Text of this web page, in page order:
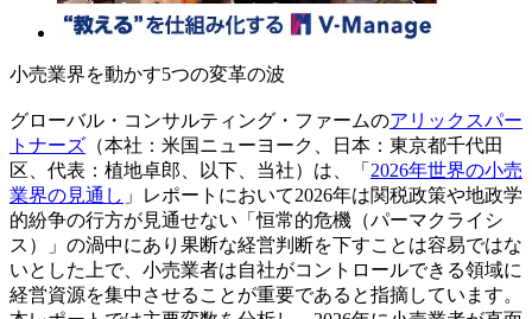
小売業界を動かす5つの変革の波
グローバル・コンサルティング・ファームのアリックスパー
トナーズ （本社：米国ニューヨーク、日本：東京都千代田
区、代表：植地卓郎、以下、当社）は、「 2026年世界の小売
業界の見通し 」レポートにおいて2026年は関税政策や地政学
的紛争の行方が見通せない「恒常的危機（パーマクライシ
ス）」の渦中にあり果断な経営判断を下すことは容易ではな
いとした上で、小売業者は自社がコントロールできる領域に
経営資源を集中させることが重要であると指摘しています。